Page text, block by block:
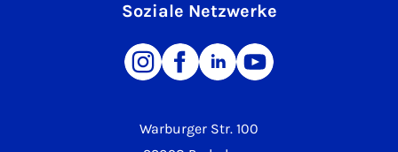
Warburger Str. 100
Soziale Netzwerke